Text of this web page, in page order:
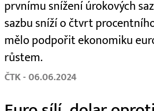
prvnímu snížení úrokových
sazbu sníží o čtvrt
mělo podpořit ekonomiku
růstem.
ČTK - 06.06.2024